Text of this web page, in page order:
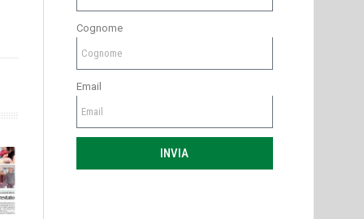
Cognome
Email
INVIA